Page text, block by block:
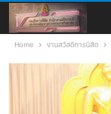
Home งานสวัสดิการนิสิต